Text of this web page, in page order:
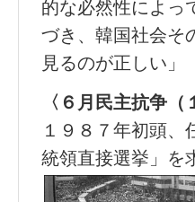
的な必然性によっ
づき、韓国社会そ
見るのが正しい」
〈６月民主抗争（
１９８７年初頭
統領直接選挙」を